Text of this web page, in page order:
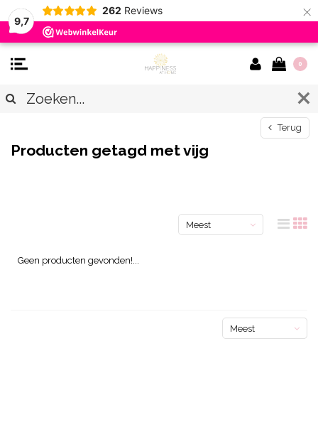
9,7
262 Reviews ×
0
Terug
Producten getagd met vijg
Meest
Geen producten gevonden!...
Meest